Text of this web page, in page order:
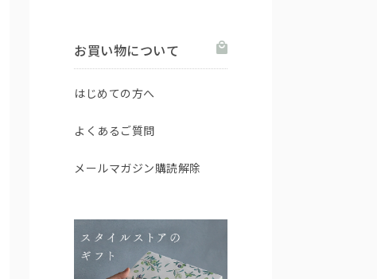
お買い物について
はじめての方へ
よくあるご質問
メールマガジン購読解除